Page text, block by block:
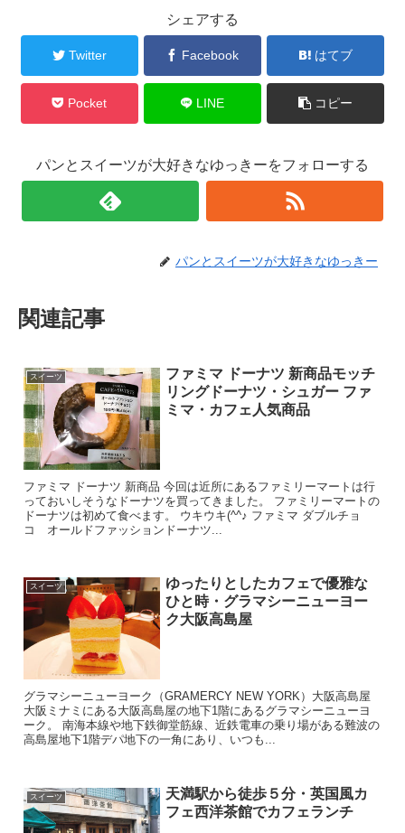
シェアする
Twitter Facebook はてブ
Pocket LINE コピー
パンとスイーツが大好きなゆっきーをフォローする
パンとスイーツが大好きなゆっきー
関連記事
スイーツ
ファミマ ドーナツ 新商品モッチ
リングドーナツ・シュガー ファ
ミマ・カフェ人気商品
ファミマ ドーナツ 新商品 今回は近所にあるファミリーマートは行
っておいしそうなドーナツを買ってきました。 ファミリーマートの
ドーナツは初めて食べます。 ウキウキ(^^♪ ファミマ ダブルチョ
コ オールドファッションドーナツ...
スイーツ
ゆったりとしたカフェで優雅な
ひと時・グラマシーニューヨー
ク大阪高島屋
グラマシーニューヨーク（GRAMERCY NEW YORK）大阪高島屋
大阪ミナミにある大阪高島屋の地下1階にあるグラマシーニューヨ
ーク。 南海本線や地下鉄御堂筋線、近鉄電車の乗り場がある難波の
高島屋地下1階デパ地下の一角にあり、いつも...
スイーツ
天満駅から徒歩５分・英国風カ
フェ西洋茶館でカフェランチ